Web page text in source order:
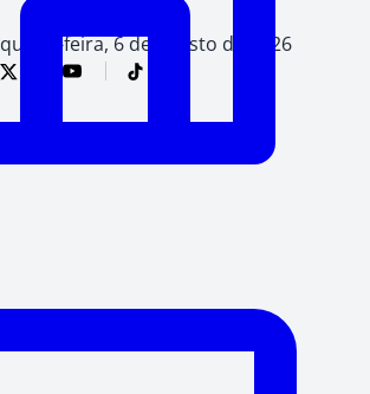
quinta-feira, 6 de agosto de 2026